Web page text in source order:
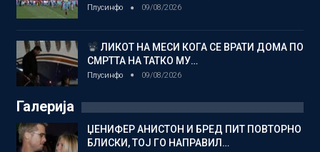
Плусинфо 09/08/2026
ЛИКОТ НА МЕСИ КОГА СЕ ВРАТИ ДОМА ПО
СМРТТА НА ТАТКО МУ…
Плусинфо 09/08/2026
Галерија
ЏЕНИФЕР АНИСТОН И БРЕД ПИТ ПОВТОРНО
БЛИСКИ, ТОЈ ГО НАПРАВИЛ…